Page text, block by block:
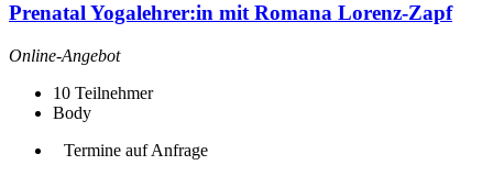
Prenatal Yogalehrer:in mit Romana Lorenz-Zapf
Online-Angebot
10 Teilnehmer
Body
Termine auf Anfrage